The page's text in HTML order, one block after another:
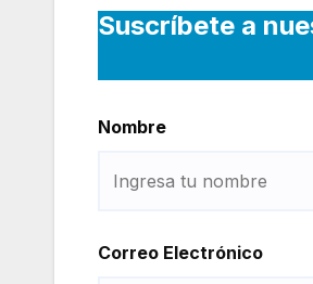
Suscríbete a
Nombre
Correo Electrónico